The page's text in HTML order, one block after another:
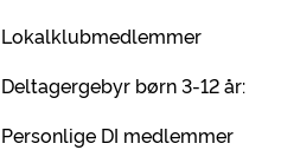
Deltagergebyr børn 3-12 år:
Personlige DI